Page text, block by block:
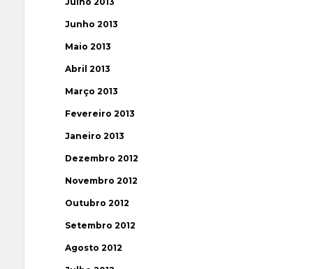
Junho 2013
Maio 2013
Abril 2013
Março 2013
Fevereiro 2013
Janeiro 2013
Dezembro 2012
Novembro 2012
Outubro 2012
Setembro 2012
Agosto 2012